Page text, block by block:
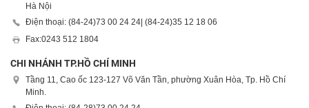
Hà Nội
Điện thoại: (84-24)73 00 24 24 | (84-24)35 12 18 06
Fax:0243 512 1804
CHI NHÁNH TP.HỒ CHÍ MINH
Tầng 11, Cao ốc 123-127 Võ Văn Tần, phường Xuân Hòa, Tp. Hồ Chí
Minh.